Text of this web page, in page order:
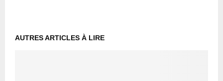
AUTRES ARTICLES À LIRE